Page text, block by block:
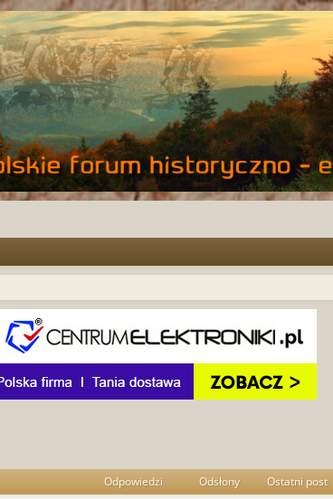
Odpowiedzi Odsłony Ostatni post